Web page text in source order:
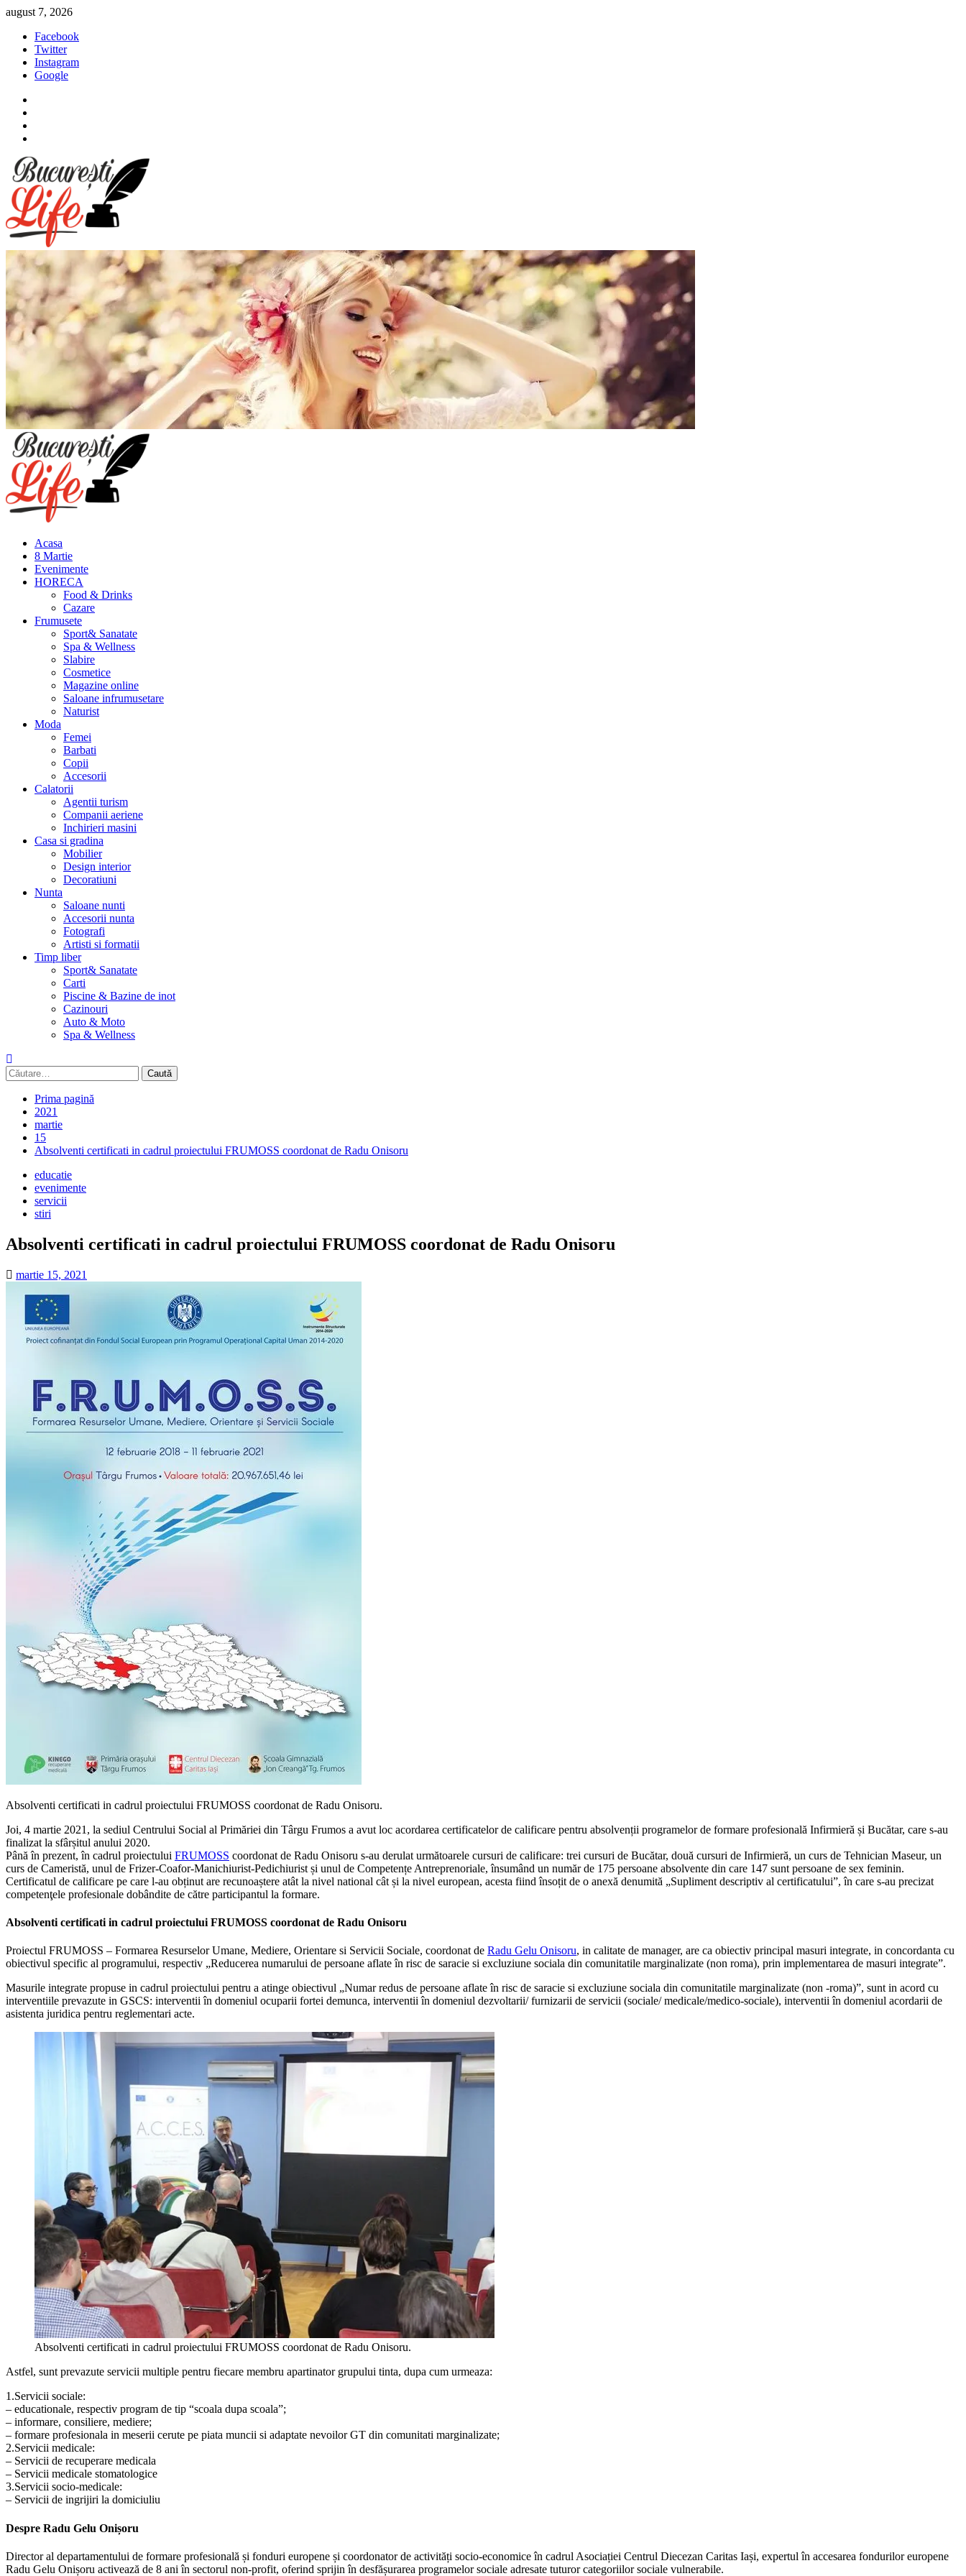
Sari
conținut
august 7, 2026
Facebook
Twitter
Instagram
Google
Meniu
principal
Acasa
8 Martie
Evenimente
HORECA
Food & Drinks
Cazare
Frumusete
Sport& Sanatate
Spa & Wellness
Slabire
Cosmetice
Magazine online
Saloane infrumusetare
Naturist
Moda
Femei
Barbati
Copii
Accesorii
Calatorii
Agentii turism
Companii aeriene
Inchirieri masini
Casa si gradina
Mobilier
Design interior
Decoratiuni
Nunta
Saloane nunti
Accesorii nunta
Fotografi
Artisti si formatii
Timp liber
Sport& Sanatate
Carti
Piscine & Bazine de inot
Cazinouri
Auto & Moto
Spa & Wellness
Caută
după:
Prima pagină
2021
martie
15
Absolventi certificati in cadrul proiectului FRUMOSS coordonat de Radu Onisoru
educatie
evenimente
servicii
stiri
Absolventi certificati in cadrul proiectului FRUMOSS coordonat de Radu Onisoru
martie 15, 2021
Absolventi certificati in cadrul proiectului FRUMOSS coordonat de Radu Onisoru.
Joi, 4 martie 2021, la sediul Centrului Social al Primăriei din Târgu Frumos a avut loc acordarea certificatelor de calificare pentru absolvenții programelor de formare profesională Infirmieră și Bucătar, care s-au
finalizat la sfârșitul anului 2020.
Până în prezent, în cadrul proiectului FRUMOSS coordonat de Radu Onisoru s-au derulat următoarele cursuri de calificare: trei cursuri de Bucătar, două cursuri de Infirmieră, un curs de Tehnician Maseur, un
curs de Cameristă, unul de Frizer-Coafor-Manichiurist-Pedichiurist și unul de Competențe Antreprenoriale, însumând un număr de 175 persoane absolvente din care 147 sunt persoane de sex feminin.
Certificatul de calificare pe care l-au obținut are recunoaștere atât la nivel national cât și la nivel european, acesta fiind însoțit de o anexă denumită „Supliment descriptiv al certificatului”, în care s-au precizat
competenţele profesionale dobândite de către participantul la formare.
Absolventi certificati in cadrul proiectului FRUMOSS coordonat de Radu Onisoru
Proiectul FRUMOSS – Formarea Resurselor Umane, Mediere, Orientare si Servicii Sociale, coordonat de Radu Gelu Onisoru, in calitate de manager, are ca obiectiv principal masuri integrate, in concordanta cu
obiectivul specific al programului, respectiv „Reducerea numarului de persoane aflate în risc de saracie si excluziune sociala din comunitatile marginalizate (non roma), prin implementarea de masuri integrate”.
Masurile integrate propuse in cadrul proiectului pentru a atinge obiectivul „Numar redus de persoane aflate în risc de saracie si excluziune sociala din comunitatile marginalizate (non -roma)”, sunt in acord cu
interventiile prevazute in GSCS: interventii în domeniul ocuparii fortei demunca, interventii în domeniul dezvoltarii/ furnizarii de servicii (sociale/ medicale/medico-sociale), interventii în domeniul acordarii de
asistenta juridica pentru reglementari acte.
Absolventi certificati in cadrul proiectului FRUMOSS coordonat de Radu Onisoru.
Astfel, sunt prevazute servicii multiple pentru fiecare membru apartinator grupului tinta, dupa cum urmeaza:
1.Servicii sociale:
– educationale, respectiv program de tip “scoala dupa scoala”;
– informare, consiliere, mediere;
– formare profesionala in meserii cerute pe piata muncii si adaptate nevoilor GT din comunitati marginalizate;
2.Servicii medicale:
– Servicii de recuperare medicala
– Servicii medicale stomatologice
3.Servicii socio-medicale:
– Servicii de ingrijiri la domiciuliu
Despre Radu Gelu Onișoru
Director al departamentului de formare profesională și fonduri europene și coordonator de activități socio-economice în cadrul Asociației Centrul Diecezan Caritas Iași, expertul în accesarea fondurilor europene
Radu Gelu Onișoru activează de 8 ani în sectorul non-profit, oferind sprijin în desfășurarea programelor sociale adresate tuturor categoriilor sociale vulnerabile.